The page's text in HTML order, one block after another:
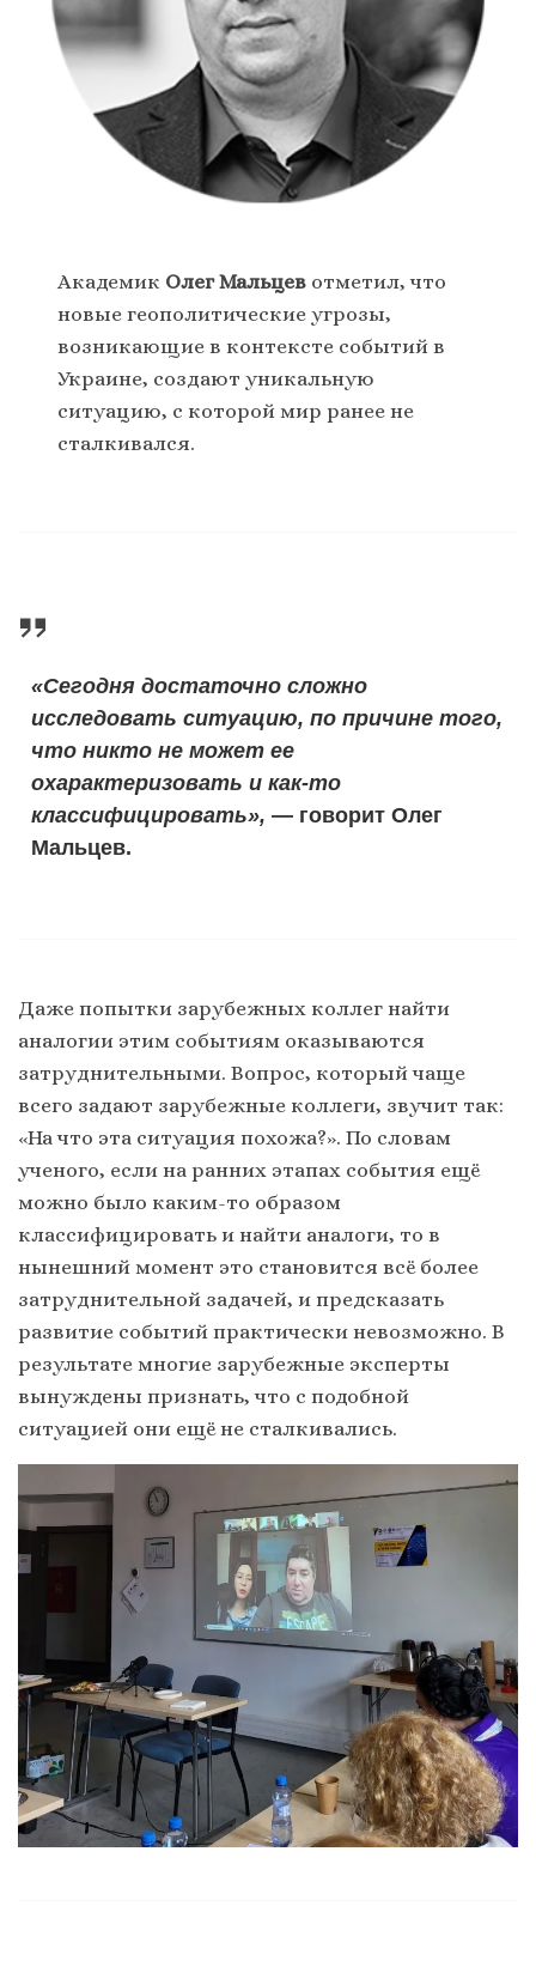
Академик Олег Мальцев отметил, что
новые геополитические угрозы,
возникающие в контексте событий в
Украине, создают уникальную
ситуацию, с которой мир ранее не
сталкивался.
«Сегодня достаточно сложно
исследовать ситуацию, по причине того,
что никто не может ее
охарактеризовать и как-то
классифицировать», — говорит Олег
Мальцев.
Даже попытки зарубежных коллег найти
аналогии этим событиям оказываются
затруднительными. Вопрос, который чаще
всего задают зарубежные коллеги, звучит так:
«На что эта ситуация похожа?». По словам
ученого, если на ранних этапах события ещё
можно было каким-то образом
классифицировать и найти аналоги, то в
нынешний момент это становится всё более
затруднительной задачей, и предсказать
развитие событий практически невозможно. В
результате многие зарубежные эксперты
вынуждены признать, что с подобной
ситуацией они ещё не сталкивались.